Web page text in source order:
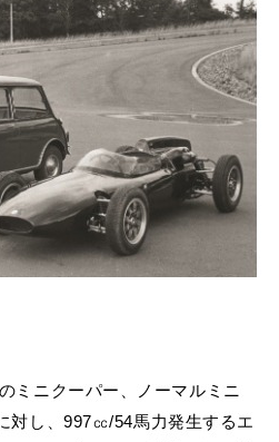
ミニクーパー、ノーマルミニ
対し、997㏄/54馬力発生するエ